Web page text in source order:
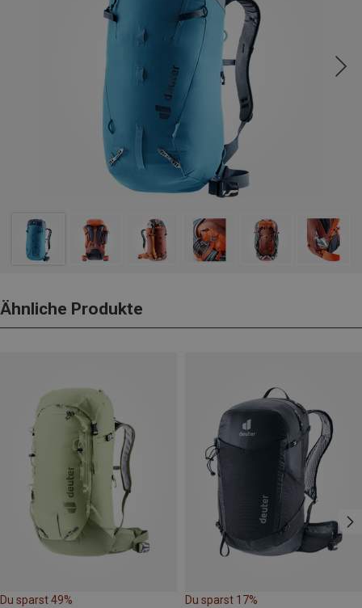
Ähnliche Produkte
Du sparst 49% Du sparst 17%